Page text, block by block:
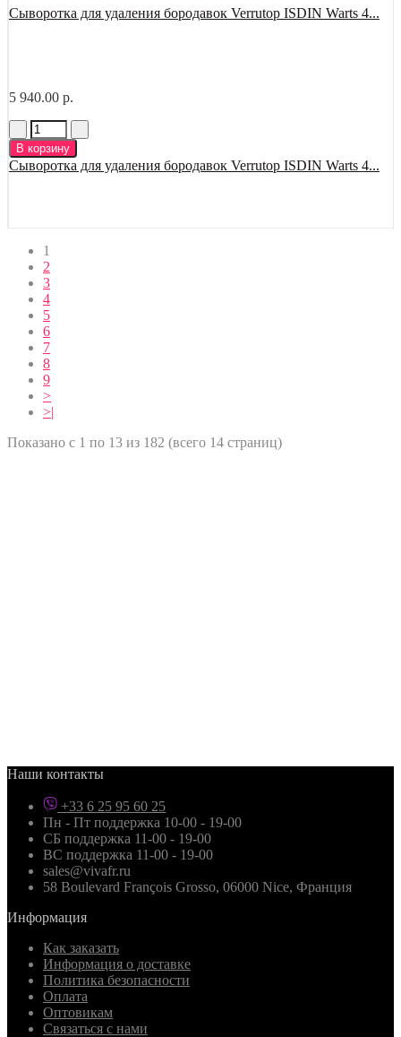
Сыворотка для удаления бородавок Verrutop ISDIN Warts 4...
5 940.00 р.
В корзину
Сыворотка для удаления бородавок Verrutop ISDIN Warts 4...
1
2
3
4
5
6
7
8
9
>
>|
Показано с 1 по 13 из 182 (всего 14 страниц)
Наши контакты
+33 6 25 95 60 25
Пн - Пт поддержка 10-00 - 19-00
СБ поддержка 11-00 - 19-00
ВС поддержка 11-00 - 19-00
sales@vivafr.ru
58 Boulevard François Grosso, 06000 Nice, Франция
Информация
Как заказать
Информация о доставке
Политика безопасности
Оплата
Оптовикам
Связаться с нами